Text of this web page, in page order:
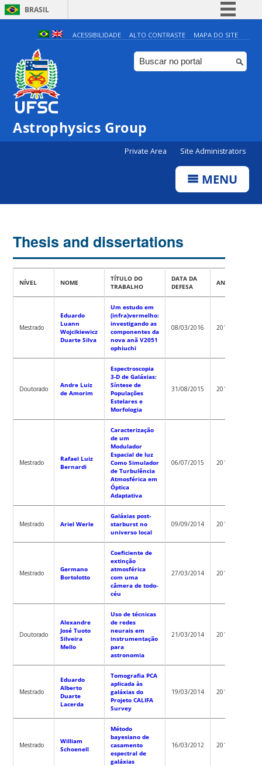
BRASIL
Simplifique!
Comunica BR
Participe
ACESSIBILIDADE ALTO CONTRASTE MAPA DO SITE
Astrophysics Group
Private Area Site Administrators
MENU
Thesis and dissertations
NÍVEL NOME
TÍTULO DO
TRABALHO
DATA DA
DEFESA
ANO
Mestrado
Eduardo
Luann
Wojcikiewicz
Duarte Silva
Um estudo em
(infra)vermelho:
investigando as
componentes da
nova anã V2051
ophiuchi
08/03/2016 2016
Doutorado
Andre Luiz
de Amorim
Espectroscopia
3-D de Galáxias:
Síntese de
Populações
Estelares e
Morfologia
31/08/2015 2015
Mestrado
Rafael Luiz
Bernardi
Caracterização
de um
Modulador
Espacial de luz
Como Simulador
de Turbulência
Atmosférica em
Óptica
Adaptativa
06/07/2015 2015
Mestrado Ariel Werle
Galáxias post-
starburst no
universo local
09/09/2014 2014
Mestrado
Germano
Bortolotto
Coeficiente de
extinção
atmosférica
com uma
câmera de todo-
céu
27/03/2014 2014
Doutorado
Alexandre
José Tuoto
Silveira
Mello
Uso de técnicas
de redes
neurais em
instrumentação
para
astronomia
21/03/2014 2014
Mestrado
Eduardo
Alberto
Duarte
Lacerda
Tomografia PCA
aplicada às
galáxias do
Projeto CALIFA
Survey
19/03/2014 2014
Mestrado
William
Schoenell
Método
bayesiano de
casamento
espectral de
galáxias
16/03/2012 2012